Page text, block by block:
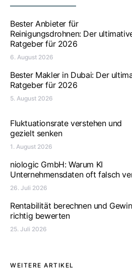
Bester Anbieter für
Reinigungsdrohnen: Der
Ratgeber für 2026
6. August 2026
Bester Makler in Dubai: Der
Ratgeber für 2026
5. August 2026
Fluktuationsrate verstehen und
gezielt senken
1. August 2026
niologic GmbH: Warum KI
Unternehmensdaten oft falsch
26. Juli 2026
Rentabilität berechnen und
richtig bewerten
25. Juli 2026
WEITERE ARTIKEL